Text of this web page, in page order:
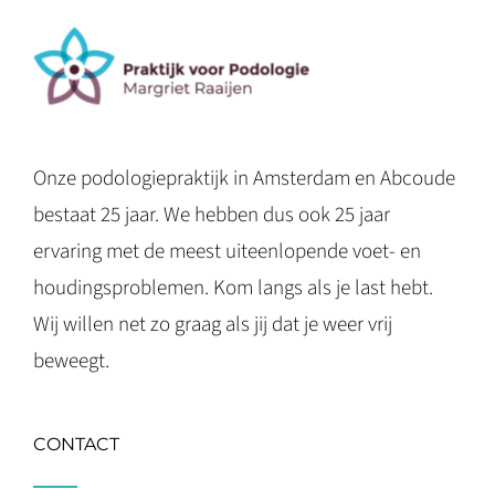
Onze podologiepraktijk in Amsterdam en Abcoude
bestaat 25 jaar. We hebben dus ook 25 jaar
ervaring met de meest uiteenlopende voet- en
houdingsproblemen. Kom langs als je last hebt.
Wij willen net zo graag als jij dat je weer vrij
beweegt.
CONTACT